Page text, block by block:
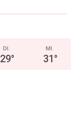
DI.
29°
MI.
31 °